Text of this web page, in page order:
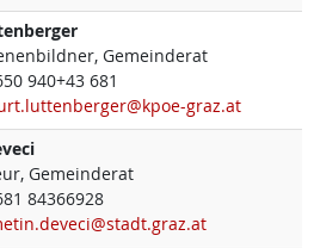
Gemeinderat
940+43 681
graz.at
Gemeinderat
84366928